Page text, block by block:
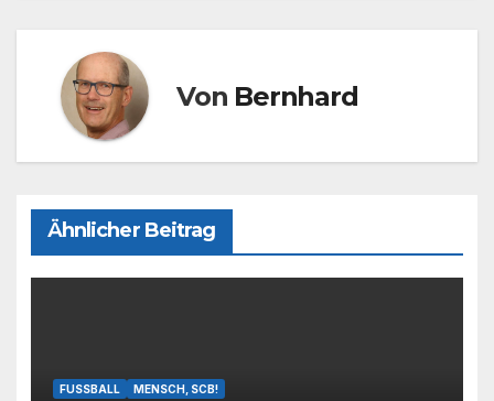
Von Bernhard
Ähnlicher Beitrag
FUSSBALL MENSCH, SCB!